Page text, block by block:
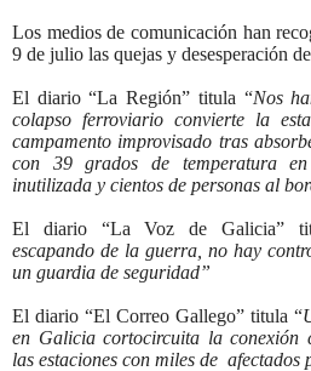
Los medios de comunicación han
9 de julio las quejas y desesperación
El diario “La Región” titula “Nos
colapso ferroviario convierte la
campamento improvisado tras
con 39 grados de temperatura
inutilizada y cientos de personas al
El diario “La Voz de Galicia”
escapando de la guerra, no hay
un guardia de seguridad”
El diario “El Correo Gallego” titula “
en Galicia cortocircuita la conexión
las estaciones con miles de afectados